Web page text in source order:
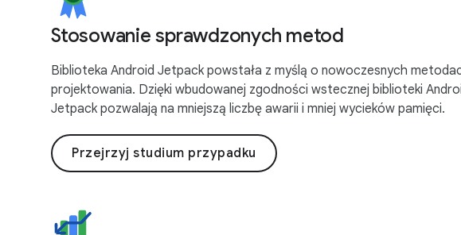
Stosowanie sprawdzonych metod
Biblioteka Android Jetpack powstała z myślą o nowoczesnych
projektowania. Dzięki wbudowanej zgodności wstecznej biblioteki
Jetpack pozwalają na mniejszą liczbę awarii i mniej wycieków pamięci.
Przejrzyj studium przypadku